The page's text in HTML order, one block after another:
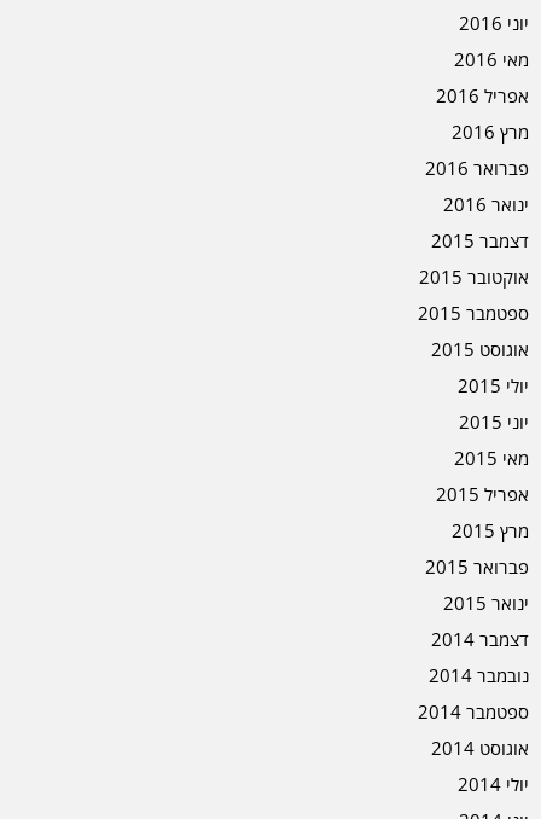
יוני 2016
מאי 2016
אפריל 2016
מרץ 2016
פברואר 2016
ינואר 2016
דצמבר 2015
אוקטובר 2015
ספטמבר 2015
אוגוסט 2015
יולי 2015
יוני 2015
מאי 2015
אפריל 2015
מרץ 2015
פברואר 2015
ינואר 2015
דצמבר 2014
נובמבר 2014
ספטמבר 2014
אוגוסט 2014
יולי 2014